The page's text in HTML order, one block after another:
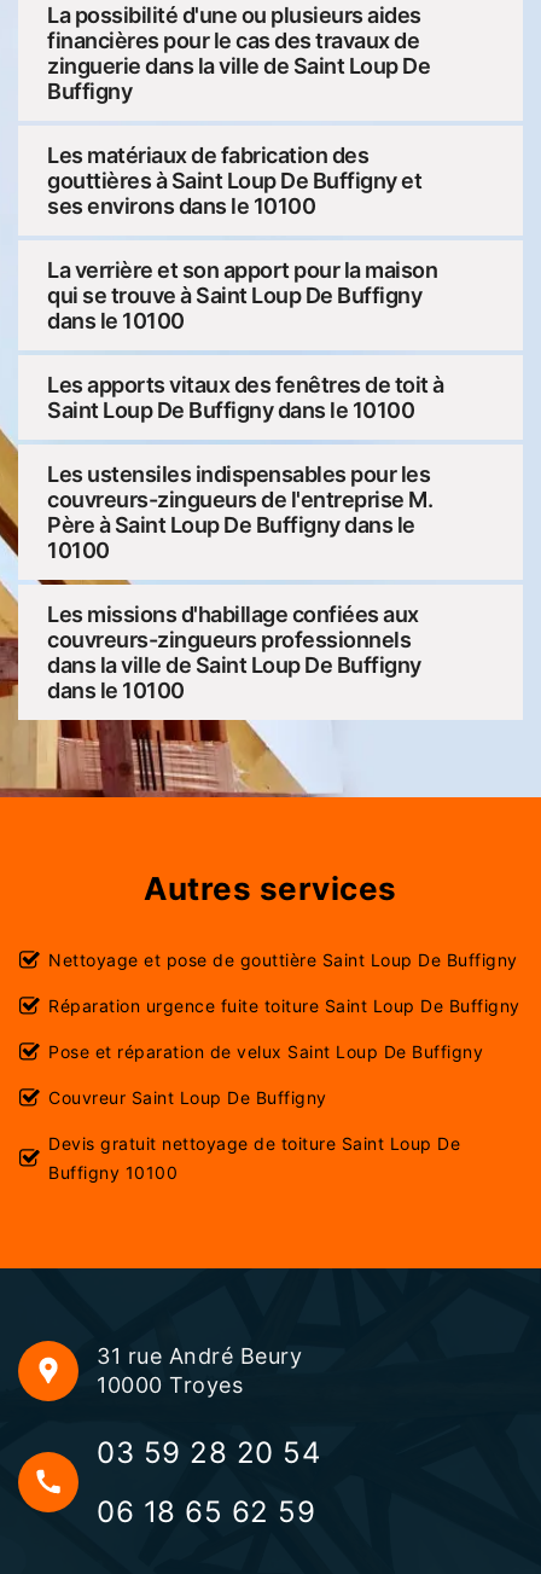
La possibilité d'une ou plusieurs aides
financières pour le cas des travaux de
zinguerie dans la ville de Saint Loup De
Buffigny
Les matériaux de fabrication des
gouttières à Saint Loup De Buffigny et
ses environs dans le 10100
La verrière et son apport pour la maison
qui se trouve à Saint Loup De Buffigny
dans le 10100
Les apports vitaux des fenêtres de toit à
Saint Loup De Buffigny dans le 10100
Les ustensiles indispensables pour les
couvreurs-zingueurs de l'entreprise M.
Père à Saint Loup De Buffigny dans le
10100
Les missions d'habillage confiées aux
couvreurs-zingueurs professionnels
dans la ville de Saint Loup De Buffigny
dans le 10100
Autres services
Nettoyage et pose de gouttière Saint Loup De Buffigny
Réparation urgence fuite toiture Saint Loup De Buffigny
Pose et réparation de velux Saint Loup De Buffigny
Couvreur Saint Loup De Buffigny
Devis gratuit nettoyage de toiture Saint Loup De
Buffigny 10100
31 rue André Beury
10000 Troyes
03 59 28 20 54
06 18 65 62 59